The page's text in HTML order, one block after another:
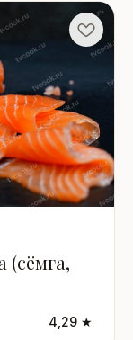
(сёмга,
4,29 ★